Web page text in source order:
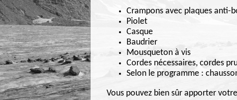
Crampons avec plaques anti-
Piolet
Casque
Baudrier
Mousqueton à vis
Cordes nécessaires, cordes
Selon le programme :
Vous pouvez bien sûr apporter